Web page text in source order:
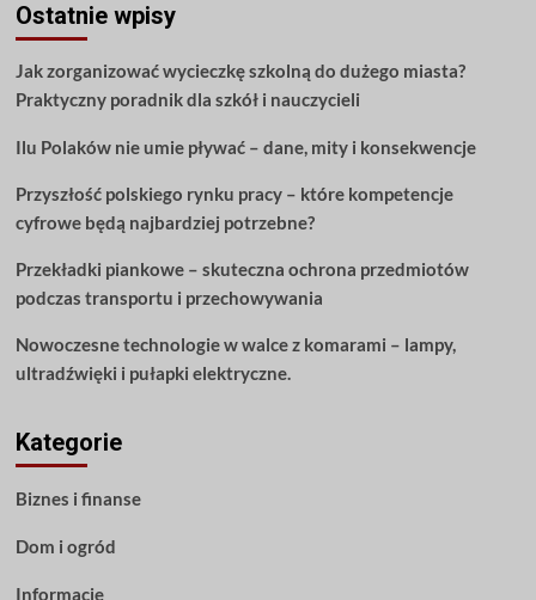
Uporządkuj
swoje
dzięki
tym
Ostatnie wpisy
Jak zorganizować wycieczkę szkolną do dużego miasta?
Praktyczny poradnik dla szkół i nauczycieli
Ilu Polaków nie umie pływać – dane, mity i konsekwencje
Przyszłość polskiego rynku pracy – które kompetencje
cyfrowe będą najbardziej potrzebne?
Przekładki piankowe – skuteczna ochrona przedmiotów
podczas transportu i przechowywania
Nowoczesne technologie w walce z komarami – lampy,
ultradźwięki i pułapki elektryczne.
Kategorie
Biznes i finanse
Dom i ogród
Informacje